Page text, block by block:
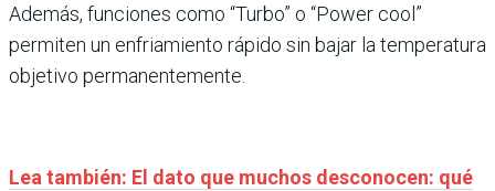
Además, funciones como “Turbo” o “Power cool”
permiten un enfriamiento rápido sin bajar la temperatura
objetivo permanentemente.
Lea también: El dato que muchos desconocen: qué